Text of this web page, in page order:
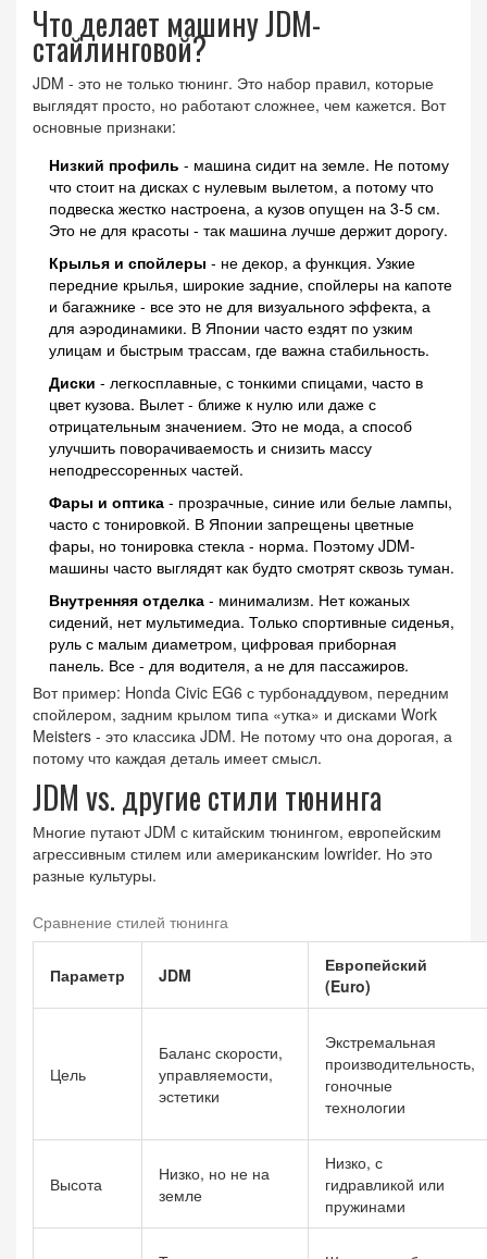
Что делает машину JDM-
стайлинговой?
JDM - это не только тюнинг. Это набор правил, которые
выглядят просто, но работают сложнее, чем кажется. Вот
основные признаки:
Низкий профиль - машина сидит на земле. Не потому
что стоит на дисках с нулевым вылетом, а потому что
подвеска жестко настроена, а кузов опущен на 3-5 см.
Это не для красоты - так машина лучше держит дорогу.
Крылья и спойлеры - не декор, а функция. Узкие
передние крылья, широкие задние, спойлеры на капоте
и багажнике - все это не для визуального эффекта, а
для аэродинамики. В Японии часто ездят по узким
улицам и быстрым трассам, где важна стабильность.
Диски - легкосплавные, с тонкими спицами, часто в
цвет кузова. Вылет - ближе к нулю или даже с
отрицательным значением. Это не мода, а способ
улучшить поворачиваемость и снизить массу
неподрессоренных частей.
Фары и оптика - прозрачные, синие или белые лампы,
часто с тонировкой. В Японии запрещены цветные
фары, но тонировка стекла - норма. Поэтому JDM-
машины часто выглядят как будто смотрят сквозь туман.
Внутренняя отделка - минимализм. Нет кожаных
сидений, нет мультимедиа. Только спортивные сиденья,
руль с малым диаметром, цифровая приборная
панель. Все - для водителя, а не для пассажиров.
Вот пример: Honda Civic EG6 с турбонаддувом, передним
спойлером, задним крылом типа «утка» и дисками Work
Meisters - это классика JDM. Не потому что она дорогая, а
потому что каждая деталь имеет смысл.
JDM vs. другие стили тюнинга
Многие путают JDM с китайским тюнингом, европейским
агрессивным стилем или американским lowrider. Но это
разные культуры.
Сравнение стилей тюнинга
Параметр JDM
Европейский
(Euro)
Цель
Баланс скорости,
управляемости,
эстетики
Экстремальная
производительность,
гоночные
технологии
Высота
Низко, но не на
земле
Низко, с
гидравликой или
пружинами